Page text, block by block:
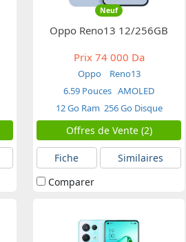
Neuf
Oppo Reno13 12/256GB
Prix74 000 Da
Oppo
Reno13
6.59 Pouces AMOLED
12 Go Ram 256 Go Disque
Offres de Vente (2)
Fiche
Similaires
Comparer